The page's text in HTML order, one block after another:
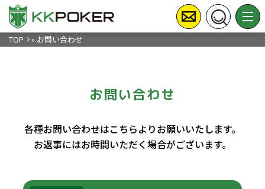
TOP » お問い合わせ
お問い合わせ
各種お問い合わせはこちらよりお願いいたします。
お返事にはお時間いただく場合がございます。